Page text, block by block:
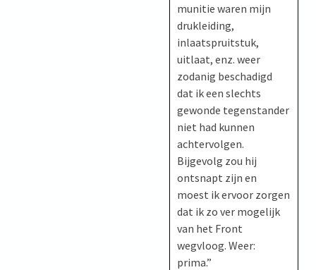
munitie waren mijn
drukleiding,
inlaatspruitstuk,
uitlaat, enz. weer
zodanig beschadigd
dat ik een slechts
gewonde tegenstander
niet had kunnen
achtervolgen.
Bijgevolg zou hij
ontsnapt zijn en
moest ik ervoor zorgen
dat ik zo ver mogelijk
van het Front
wegvloog. Weer:
prima.”